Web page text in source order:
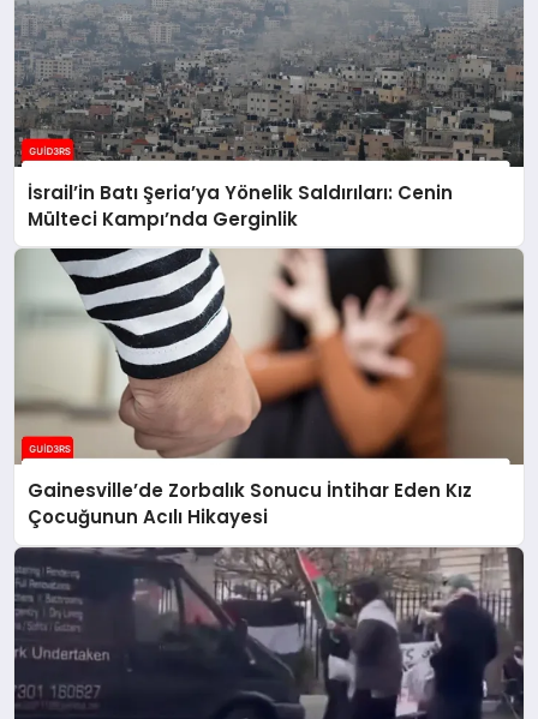
İsrail’in Batı Şeria’ya Yönelik Saldırıları: Cenin
Mülteci Kampı’nda Gerginlik
Gainesville’de Zorbalık Sonucu İntihar Eden Kız
Çocuğunun Acılı Hikayesi